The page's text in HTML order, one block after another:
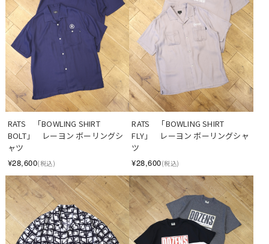
RATS　「BOWLING SHIRT
BOLT」　レーヨン ボーリングシ
ャツ
¥28,600(税込)
RATS　「BOWLING SHIRT
FLY」　レーヨン ボーリングシャ
ツ
¥28,600(税込)